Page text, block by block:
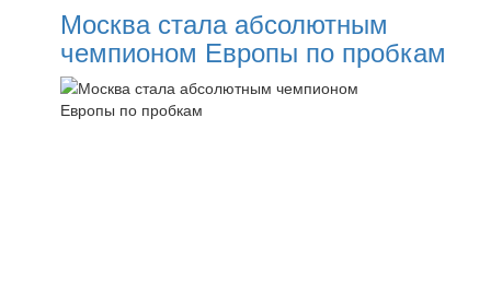
Москва стала абсолютным
чемпионом Европы по пробкам